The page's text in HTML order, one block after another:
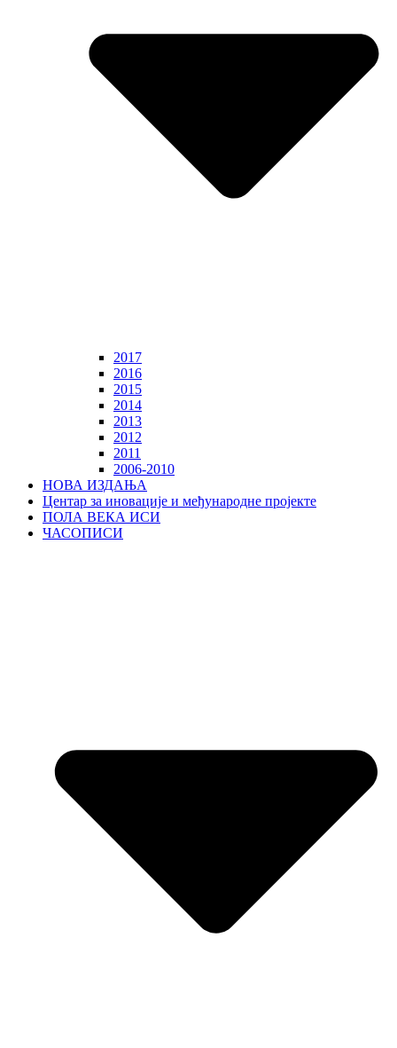
2017
2016
2015
2014
2013
2012
2011
2006-2010
НОВА ИЗДАЊА
Центар за иновације и међународне пројекте
ПОЛА ВЕКА ИСИ
ЧАСОПИСИ